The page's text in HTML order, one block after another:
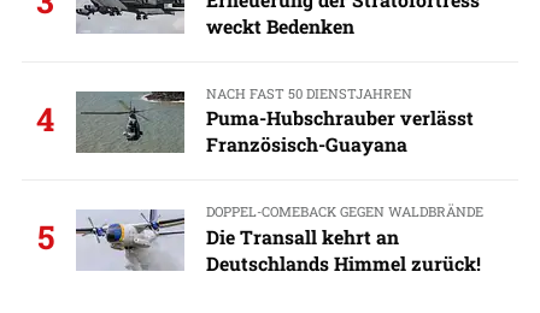
weckt Bedenken
4
NACH FAST 50 DIENSTJAHREN
Puma-Hubschrauber verlässt
Französisch-Guayana
5
DOPPEL-COMEBACK GEGEN WALDBRÄNDE
Die Transall kehrt an
Deutschlands Himmel zurück!